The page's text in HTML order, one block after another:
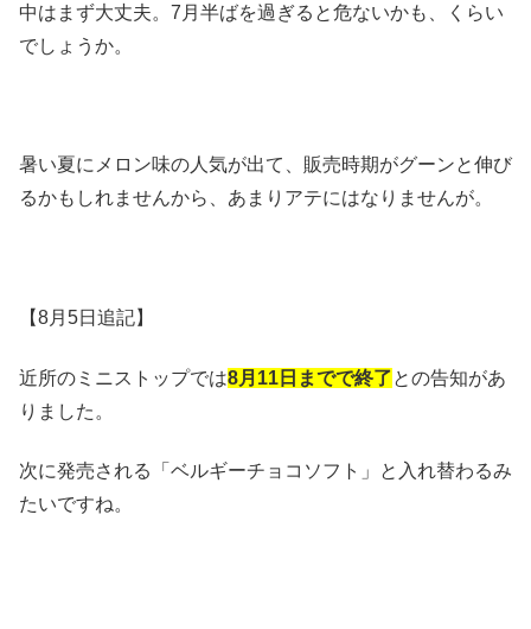
中はまず大丈夫。7月半ばを過ぎると危ないかも、くらい
でしょうか。
暑い夏にメロン味の人気が出て、販売時期がグーンと伸び
るかもしれませんから、あまりアテにはなりませんが。
【8月5日追記】
近所のミニストップでは8月11日までで終了との告知があ
りました。
次に発売される「ベルギーチョコソフト」と入れ替わるみ
たいですね。